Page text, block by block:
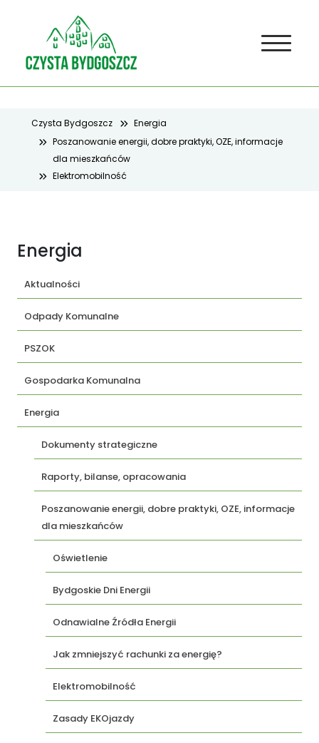
Czysta Bydgoszcz
Energia
Poszanowanie energii, dobre praktyki, OZE, informacje
dla mieszkańców
Elektromobilność
Energia
Aktualności
Odpady Komunalne
PSZOK
Gospodarka Komunalna
Energia
Dokumenty strategiczne
Raporty, bilanse, opracowania
Poszanowanie energii, dobre praktyki, OZE, informacje
dla mieszkańców
Oświetlenie
Bydgoskie Dni Energii
Odnawialne Źródła Energii
Jak zmniejszyć rachunki za energię?
Elektromobilność
Zasady EKOjazdy